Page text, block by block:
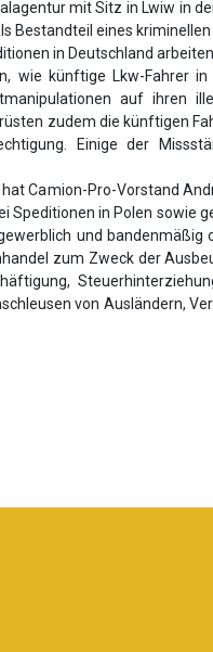
mit Sitz in Lwiw in
Bestandteil eines
in Deutschland arbeiten.
wie künftige Lkw-Fahrer
auf ihren
zudem die künftigen
Einige der
Camion-Pro-Vorstand
Speditionen in Polen sowie
und
zum Zweck der
von Ausländern,